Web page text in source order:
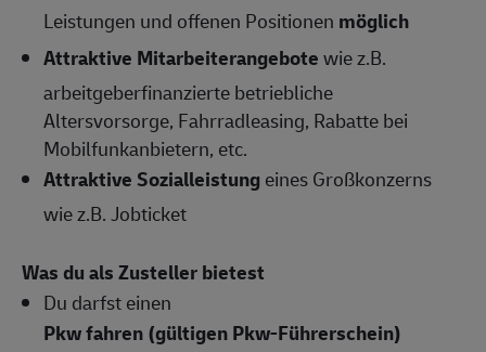
Leistungen und offenen Positionen möglich
Attraktive Mitarbeiterangebotewie z.B.
arbeitgeberfinanzierte betriebliche
Altersvorsorge, Fahrradleasing, Rabatte bei
Mobilfunkanbietern, etc.
Attraktive Sozialleistungeines Großkonzerns
wie z.B. Jobticket
Was du als Zusteller bietest
Du darfst einen
Pkw fahren (gültigen Pkw-Führerschein)